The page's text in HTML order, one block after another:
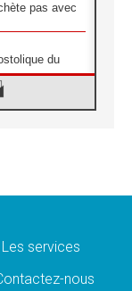
pas avec
du
sur l'éducation
pour la
Les services
nous